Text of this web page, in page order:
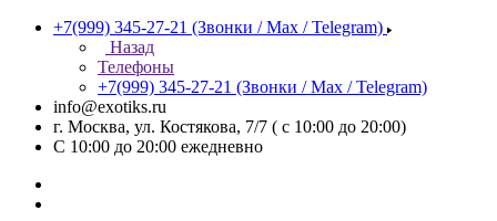
+7(999) 345-27-21 (Звонки / Max / Telegram)
Назад
Телефоны
+7(999) 345-27-21 (Звонки / Max / Telegram)
info@exotiks.ru
г. Москва, ул. Костякова, 7/7 ( с 10:00 до 20:00)
С 10:00 до 20:00 ежедневно